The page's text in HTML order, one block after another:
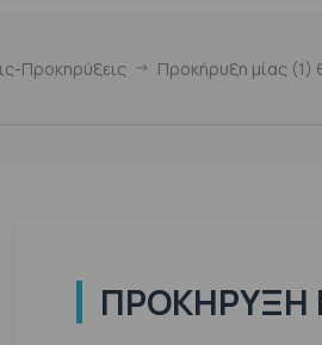
Προκηρύξεις Προκήρυξη μίας (1)
ΠΡΟΚΉΡΥΞΗ